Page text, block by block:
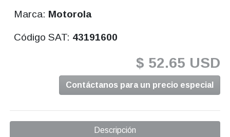
Marca: Motorola
Código SAT: 43191600
$ 52.65 USD
Contáctanos para un precio especial
Descripción